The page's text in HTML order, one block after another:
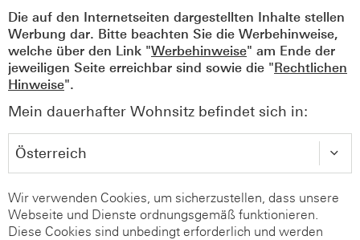
Die auf den Internetseiten dargestellten Inhalte stellen
Werbung dar. Bitte beachten Sie die Werbehinweise,
welche über den Link "Werbehinweise" am Ende der
jeweiligen Seite erreichbar sind sowie die "Rechtlichen
Hinweise".
Mein dauerhafter Wohnsitz befindet sich in:
Wir verwenden Cookies, um sicherzustellen, dass unsere
Webseite und Dienste ordnungsgemäß funktionieren.
Diese Cookies sind unbedingt erforderlich und werden